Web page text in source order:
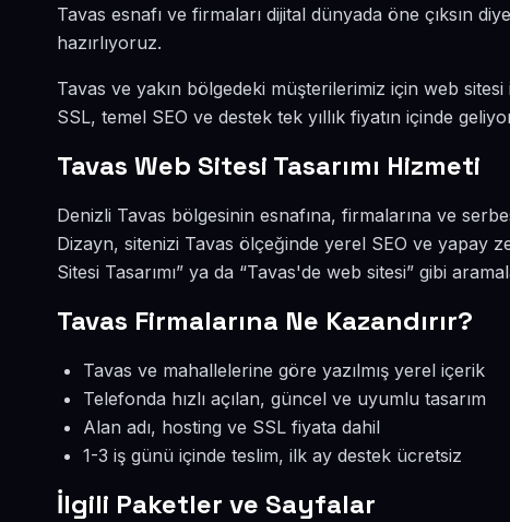
Tavas esnafı ve firmaları dijital dünyada öne çıksın
hazırlıyoruz.
Tavas ve yakın bölgedeki müşterilerimiz için web
SSL, temel SEO ve destek tek yıllık fiyatın içinde
Tavas Web Sitesi Tasarımı Hizmeti
Denizli Tavas bölgesinin esnafına, firmalarına ve
Dizayn, sitenizi Tavas ölçeğinde yerel SEO ve yapay
Sitesi Tasarımı” ya da “Tavas'de web sitesi” gibi
Tavas Firmalarına Ne Kazandırır?
Tavas ve mahallelerine göre yazılmış yerel içerik
Telefonda hızlı açılan, güncel ve uyumlu tasarım
Alan adı, hosting ve SSL fiyata dahil
1-3 iş günü içinde teslim, ilk ay destek ücretsiz
İlgili Paketler ve Sayfalar